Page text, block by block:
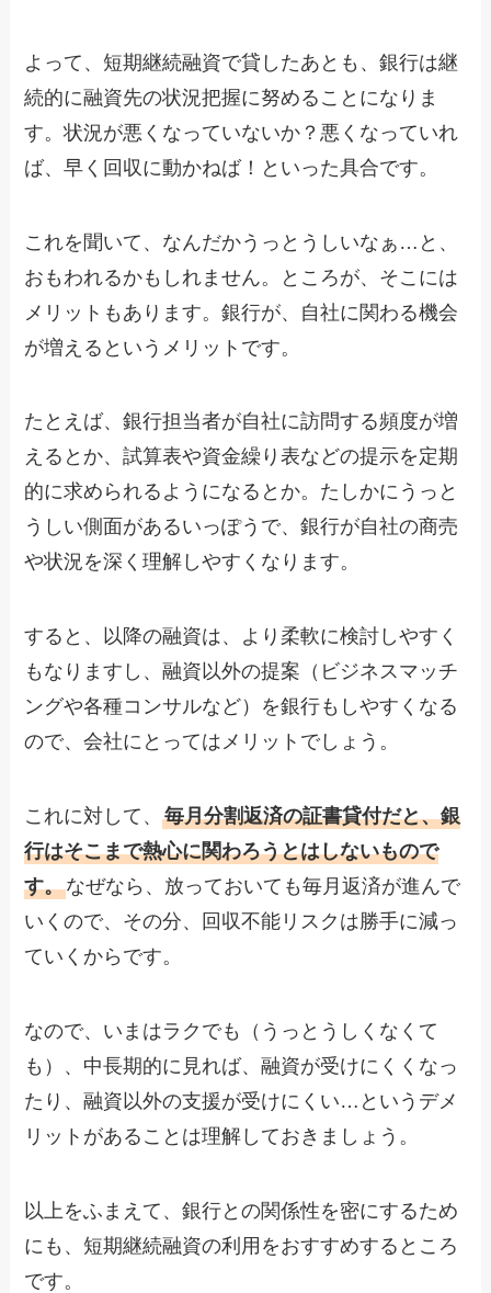
よって、短期継続融資で貸したあとも、銀行は継
続的に融資先の状況把握に努めることになりま
す。状況が悪くなっていないか？悪くなっていれ
ば、早く回収に動かねば！といった具合です。
これを聞いて、なんだかうっとうしいなぁ…と、
おもわれるかもしれません。ところが、そこには
メリットもあります。銀行が、自社に関わる機会
が増えるというメリットです。
たとえば、銀行担当者が自社に訪問する頻度が増
えるとか、試算表や資金繰り表などの提示を定期
的に求められるようになるとか。たしかにうっと
うしい側面があるいっぽうで、銀行が自社の商売
や状況を深く理解しやすくなります。
すると、以降の融資は、より柔軟に検討しやすく
もなりますし、融資以外の提案（ビジネスマッチ
ングや各種コンサルなど）を銀行もしやすくなる
ので、会社にとってはメリットでしょう。
これに対して、毎月分割返済の証書貸付だと、銀
行はそこまで熱心に関わろうとはしないもので
す。なぜなら、放っておいても毎月返済が進んで
いくので、その分、回収不能リスクは勝手に減っ
ていくからです。
なので、いまはラクでも（うっとうしくなくて
も）、中長期的に見れば、融資が受けにくくなっ
たり、融資以外の支援が受けにくい…というデメ
リットがあることは理解しておきましょう。
以上をふまえて、銀行との関係性を密にするため
にも、短期継続融資の利用をおすすめするところ
です。